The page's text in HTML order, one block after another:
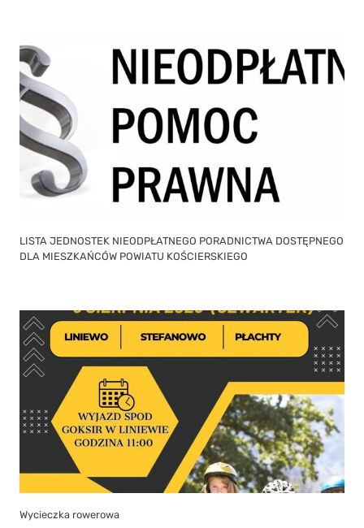
LISTA JEDNOSTEK NIEODPŁATNEGO PORADNICTWA DOSTĘPNEGO
DLA MIESZKAŃCÓW POWIATU KOŚCIERSKIEGO
Wycieczka rowerowa